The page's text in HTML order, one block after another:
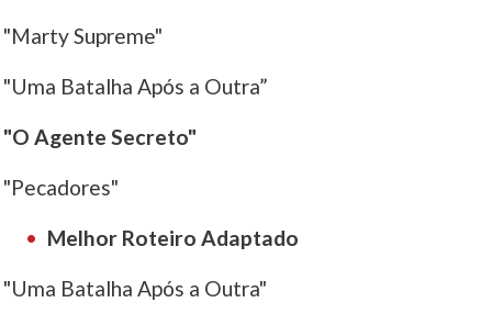
"Marty Supreme"
"Uma Batalha Após a Outra”
"O Agente Secreto"
"Pecadores"
Melhor Roteiro Adaptado
"Uma Batalha Após a Outra"